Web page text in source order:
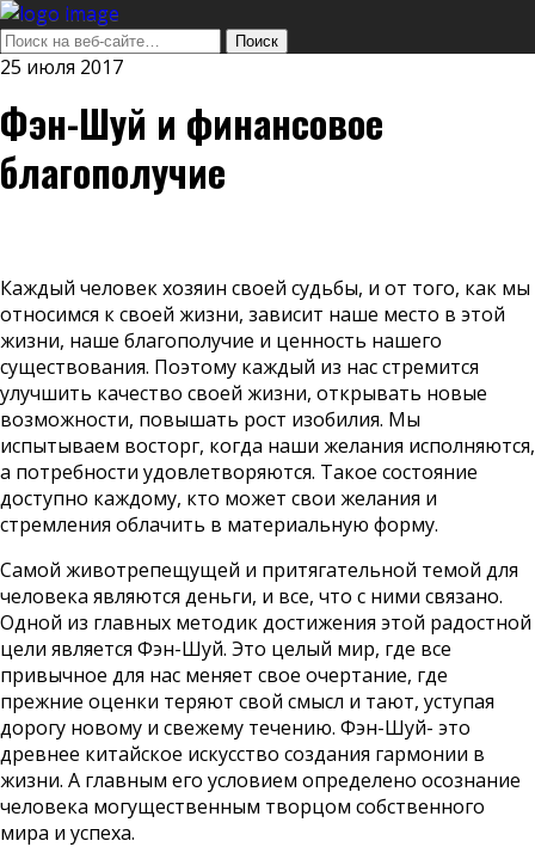
25 июля 2017
Фэн-Шуй и финансовое
благополучие
Каждый человек хозяин своей судьбы, и от того, как мы
относимся к своей жизни, зависит наше место в этой
жизни, наше благополучие и ценность нашего
существования. Поэтому каждый из нас стремится
улучшить качество своей жизни, открывать новые
возможности, повышать рост изобилия. Мы
испытываем восторг, когда наши желания исполняются,
а потребности удовлетворяются. Такое состояние
доступно каждому, кто может свои желания и
стремления облачить в материальную форму.
Самой животрепещущей и притягательной темой для
человека являются деньги, и все, что с ними связано.
Одной из главных методик достижения этой радостной
цели является Фэн-Шуй. Это целый мир, где все
привычное для нас меняет свое очертание, где
прежние оценки теряют свой смысл и тают, уступая
дорогу новому и свежему течению. Фэн-Шуй- это
древнее китайское искусство создания гармонии в
жизни. А главным его условием определено осознание
человека могущественным творцом собственного
мира и успеха.